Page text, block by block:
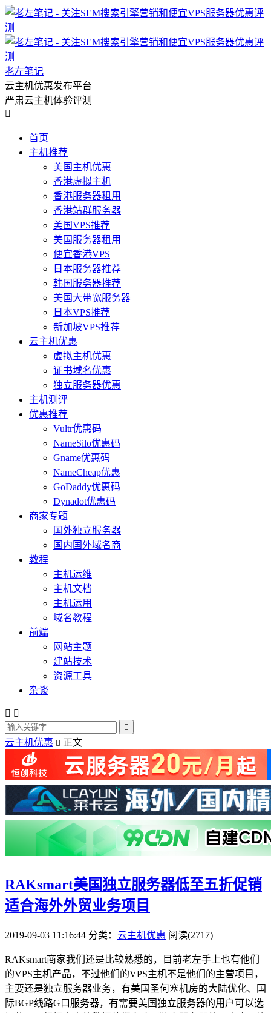
老左笔记
云主机优惠发布平台
严肃云主机体验评测

首页
主机推荐
美国主机优惠
香港虚拟主机
香港服务器租用
香港站群服务器
美国VPS推荐
美国服务器租用
便宜香港VPS
日本服务器推荐
韩国服务器推荐
美国大带宽服务器
日本VPS推荐
新加坡VPS推荐
云主机优惠
虚拟主机优惠
证书域名优惠
独立服务器优惠
主机测评
优惠推荐
Vultr优惠码
NameSilo优惠码
Gname优惠码
NameCheap优惠
GoDaddy优惠码
Dynadot优惠码
商家专题
国外独立服务器
国内国外域名商
教程
主机运维
主机文档
主机运用
域名教程
前端
网站主题
建站技术
资源工具
杂谈
 

云主机优惠  正文
RAKsmart美国独立服务器低至五折促销
适合海外外贸业务项目
2019-09-03 11:16:44 分类： 云主机优惠 阅读(2717)
RAKsmart商家我们还是比较熟悉的，目前老左手上也有他们
的VPS主机产品，不过他们的VPS主机不是他们的主营项目，
主要还是独立服务器业务，有美国圣何塞机房的大陆优化、国
际BGP线路G口服务器，有需要美国独立服务器的用户可以选